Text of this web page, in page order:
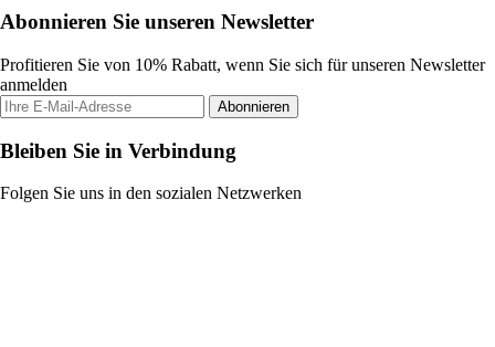
Abonnieren Sie unseren Newsletter
Profitieren Sie von 10% Rabatt, wenn Sie sich für unseren Newsletter
anmelden
Abonnieren
Bleiben Sie in Verbindung
Folgen Sie uns in den sozialen Netzwerken